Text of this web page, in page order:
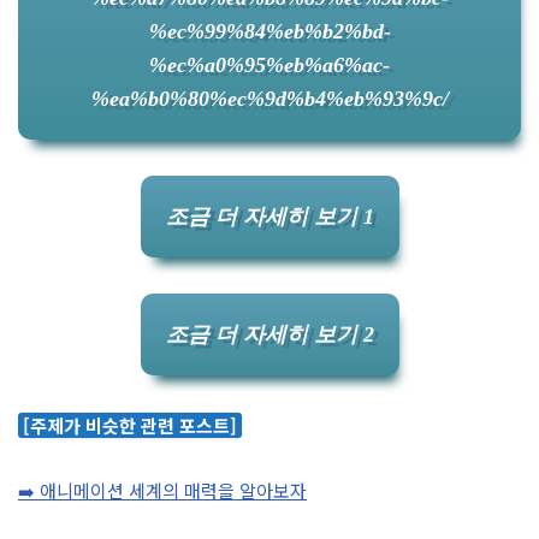
%ec%99%84%eb%b2%bd-
%ec%a0%95%eb%a6%ac-
%ea%b0%80%ec%9d%b4%eb%93%9c/
조금 더 자세히 보기 1
조금 더 자세히 보기 2
[주제가 비슷한 관련 포스트]
➡️ 애니메이션 세계의 매력을 알아보자